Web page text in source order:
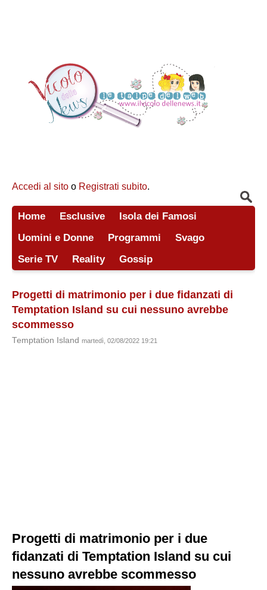
Accedi al sito o Registrati subito.
Home Esclusive
Isola dei Famosi
Uomini e Donne
Programmi
Svago
Serie TV
Reality Gossip
Progetti di matrimonio per i due fidanzati di
Temptation Island su cui nessuno avrebbe
scommesso
Temptation Island martedì, 02/08/2022 19:21
Progetti di matrimonio per i due
fidanzati di Temptation Island su cui
nessuno avrebbe scommesso